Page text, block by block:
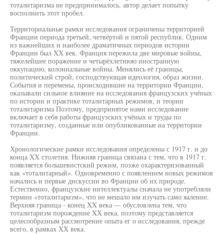
тоталитаризма не предпринималось, автор делает попытку
восполнить этот пробел.
Территориальные рамки исследования ограничены территорией
Франции периода третьей, четвёртой и пятой республик. Одним
из важнейших и наиболее драматичных периодов истории
Франции был XX век. Франция пережила две мировые войны,
тяжелейшее поражение и четырёхлетнюю иностранную
оккупацию, колониальные войны. Менялись её границы,
политический строй, господствующая идеология, образ жизни.
События и перемены, происходившие на территории Франции,
оказывали сильное влияние на исследования французских учёных
по истории и практике тоталитарных режимов, и теории
тоталитаризма Поэтому, предпринятое нами исследование
включает в себя работы французских учёных и труды по
тоталитаризму, созданные или опубликованные на территории
Франции.
Хронологические рамки исследования определены с 1917 г. и до
конца XX столетия. Нижняя граница связана с тем, что в 1917 г.
появляется большевистский режим, позже охарактеризованный
как «тоталитарный». Одновременно с появлением новых режимов
начались и первые дискуссии во Франции об их природе.
Естественно, французские интеллектуалы сначала не употребляли
термин «тоталитаризм», что не мешало им изучать само яаление.
Верхняя граница - конец XX века — обусловлена тем, что
тоталитаризм порождение XX века, поэтому представляется
целесообразным рассмотрение опыта ег о исследования, прежде
всего, в рамках XX века.